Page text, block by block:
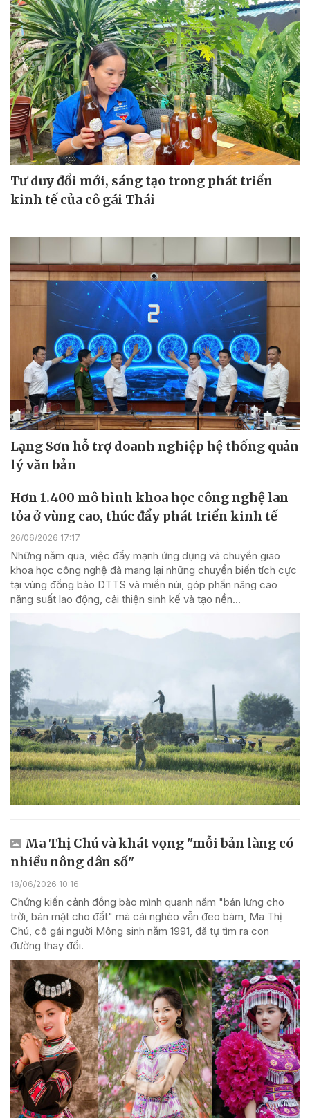
Tư duy đổi mới, sáng tạo trong phát triển
kinh tế của cô gái Thái
Lạng Sơn hỗ trợ doanh nghiệp hệ thống quản
lý văn bản
Hơn 1.400 mô hình khoa học công nghệ lan
tỏa ở vùng cao, thúc đẩy phát triển kinh tế
26/06/2026 17:17
Những năm qua, việc đẩy mạnh ứng dụng và chuyển giao
khoa học công nghệ đã mang lại những chuyển biến tích cực
tại vùng đồng bào DTTS và miền núi, góp phần nâng cao
năng suất lao động, cải thiện sinh kế và tạo nền...
Ma Thị Chú và khát vọng "mỗi bản làng có
nhiều nông dân số"
18/06/2026 10:16
Chứng kiến cảnh đồng bào mình quanh năm "bán lưng cho
trời, bán mặt cho đất" mà cái nghèo vẫn đeo bám, Ma Thị
Chú, cô gái người Mông sinh năm 1991, đã tự tìm ra con
đường thay đổi.